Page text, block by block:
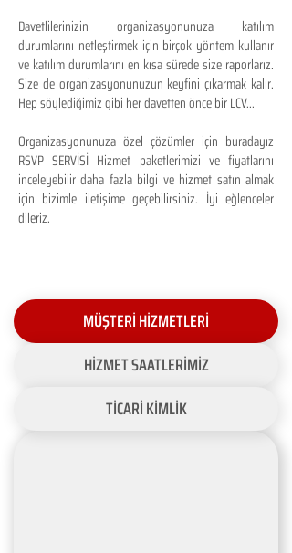
Davetlilerinizin organizasyonunuza katılım
durumlarını netleştirmek için birçok yöntem kullanır
ve katılım durumlarını en kısa sürede size raporlarız.
Size de organizasyonunuzun keyfini çıkarmak kalır.
Hep söylediğimiz gibi her davetten önce bir LCV...
Organizasyonunuza özel çözümler için buradayız
RSVP SERVİSİ Hizmet paketlerimizi ve fiyatlarını
inceleyebilir daha fazla bilgi ve hizmet satın almak
için bizimle iletişime geçebilirsiniz. İyi eğlenceler
dileriz.
MÜŞTERİ HİZMETLERİ
HİZMET SAATLERİMİZ
TİCARİ KİMLİK